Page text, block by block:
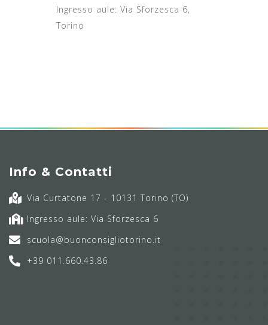
Ingresso aule: Via Sforzesca 6,
Torino
Info & Contatti
Via Curtatone 17 - 10131 Torino (TO)
Ingresso aule: Via Sforzesca 6
scuola@buonconsigliotorino.it
+39 011.660.43.86